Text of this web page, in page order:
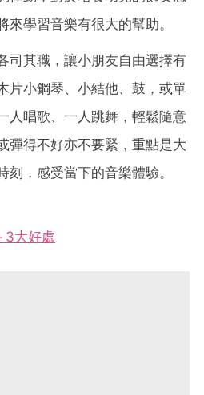
學習音樂有很大的幫助。
司其職，讓小朋友自由選擇有
片小鋼琴、小結他、鼓，或單
人唱歌、一人跳舞，輕鬆隨意
彈得不好亦不要緊，重點是大
刻，感受當下的音樂體驗。
3大好處